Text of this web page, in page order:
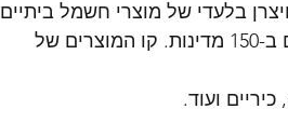
ויצרן בלעדי של מוצרי חשמל ביתיים
, המוכר מידיי שנה יותר מ-40 מיליון מוצרים ב-150 מדינות. קו המוצרים של
ועוד.